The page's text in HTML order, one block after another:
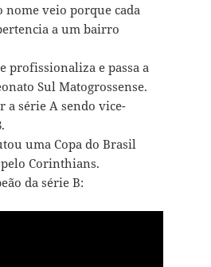
nome veio porque cada
a um bairro
profissionaliza e passa a
Sul Matogrossense.
a série A sendo vice-
uma Copa do Brasil
Corinthians.
da série B: